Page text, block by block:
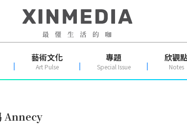
藝術文化
Art Pulse
專題
Special Issue
欣觀
Notes
Annecy